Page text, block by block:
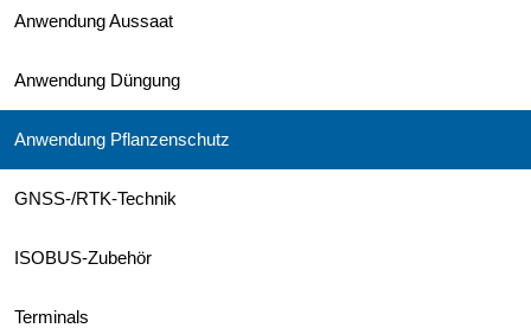
Anwendung Aussaat
Anwendung Düngung
Anwendung Pflanzenschutz
GNSS-/RTK-Technik
ISOBUS-Zubehör
Terminals